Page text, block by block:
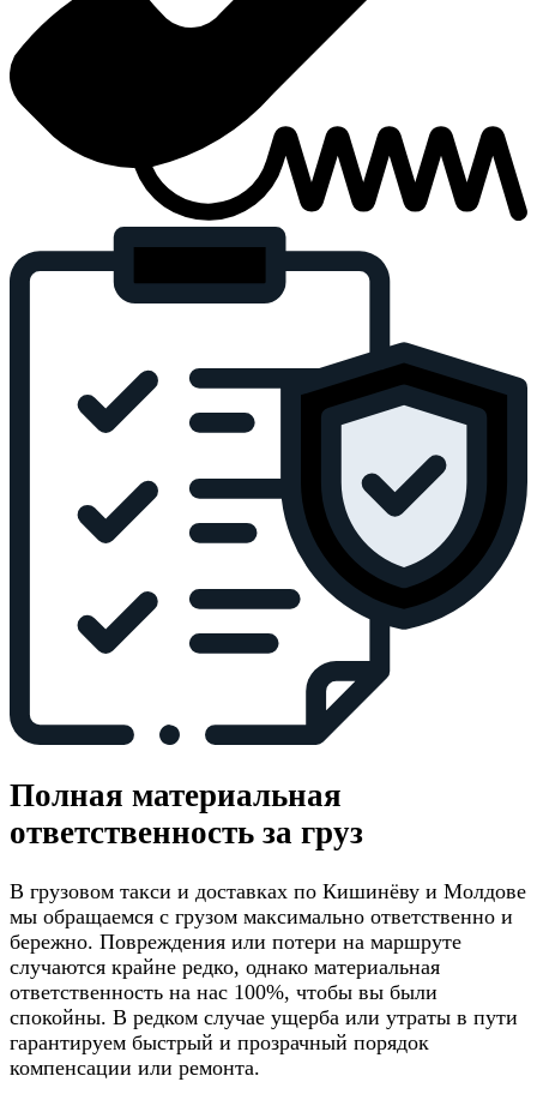
Полная материальная
ответственность за груз
В грузовом такси и доставках по Кишинёву и Молдове
мы обращаемся с грузом максимально ответственно и
бережно. Повреждения или потери на маршруте
случаются крайне редко, однако материальная
ответственность на нас 100%, чтобы вы были
спокойны. В редком случае ущерба или утраты в пути
гарантируем быстрый и прозрачный порядок
компенсации или ремонта.